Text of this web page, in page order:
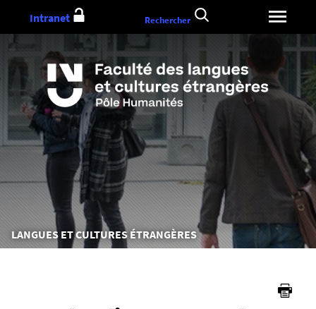
au
Vous
êtes
LANGUES ET CULTURES ÉTRANGÈRES
Intranet Rechercher